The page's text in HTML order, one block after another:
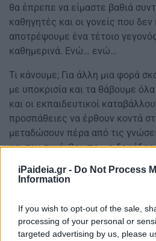
iPaideia.gr - Do Not Process
Information
If you wish to opt-out of the sale,
processing of your personal or
targeted advertising by us, please
θα έπρεπε να είμαστε βαθιά
καθηγητές και οι γονείς που
αποτρέψουμε ένα τέτοιο
καθημερινά. Ενώ… ενώ…
Τι κάνουμε; Για άλλη μια φορά
με υποκρισία και τα θάβουμε
και οι εκπαιδευτικοί
προσπάθειες να έρθουν κοντά
μεταδώσουν πέρα από τις
και τον συνάνθρωπο, με
βοηθήσουν να αποφύγουν τις
να τους στηρίξουν ψυχολογικά,
σύστημα αδιάφορο και
καταλάβει. Τους υποχρεώνει να
διδάσκουν και να μεταδίδουν